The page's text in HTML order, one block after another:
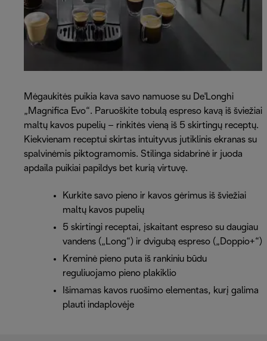
Mėgaukitės puikia kava savo namuose su De'Longhi
„Magnifica Evo“. Paruoškite tobulą espreso kavą iš šviežiai
maltų kavos pupelių – rinkitės vieną iš 5 skirtingų receptų.
Kiekvienam receptui skirtas intuityvus jutiklinis ekranas su
spalvinėmis piktogramomis. Stilinga sidabrinė ir juoda
apdaila puikiai papildys bet kurią virtuvę.
Kurkite savo pieno ir kavos gėrimus iš šviežiai
maltų kavos pupelių
5 skirtingi receptai, įskaitant espreso su daugiau
vandens („Long“) ir dvigubą espreso („Doppio+“)
Kreminė pieno puta iš rankiniu būdu
reguliuojamo pieno plakiklio
Išimamas kavos ruošimo elementas, kurį galima
plauti indaplovėje